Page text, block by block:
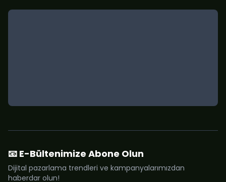
📧 E-Bültenimize Abone Olun
Dijital pazarlama trendleri ve kampanyalarımızdan
haberdar olun!